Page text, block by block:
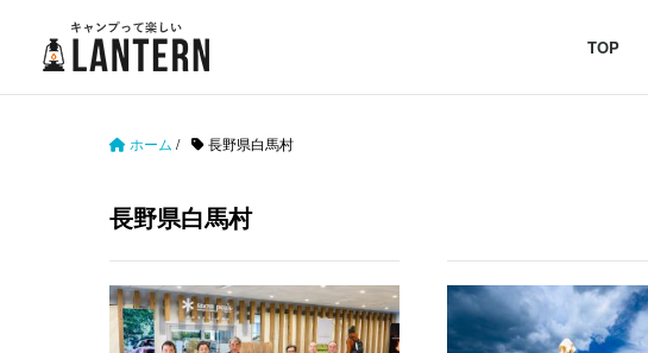
TOP
ホーム / 長野県白馬村
長野県白馬村